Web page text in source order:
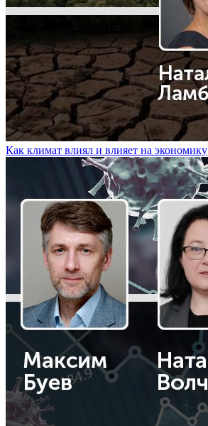
Как климат влиял и влияет на экономику